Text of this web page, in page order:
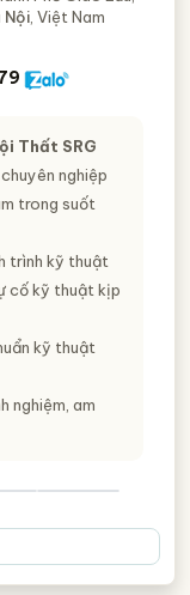
Nội, Việt Nam
Thất SRG
nghiệp
trong suốt
trình kỹ thuật
cố kỹ thuật kịp
kỹ thuật
nghiệm, am